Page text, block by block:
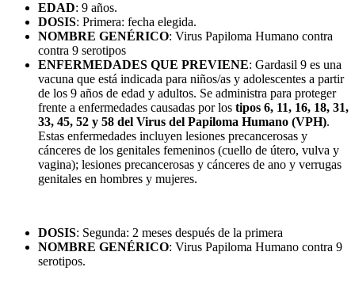
EDAD: 9 años.
DOSIS: Primera: fecha elegida.
NOMBRE GENÉRICO: Virus Papiloma Humano contra
contra 9 serotipos
ENFERMEDADES QUE PREVIENE: Gardasil 9 es una
vacuna que está indicada para niños/as y adolescentes a partir
de los 9 años de edad y adultos. Se administra para proteger
frente a enfermedades causadas por los tipos 6, 11, 16, 18, 31,
33, 45, 52 y 58 del Virus del Papiloma Humano (VPH).
Estas enfermedades incluyen lesiones precancerosas y
cánceres de los genitales femeninos (cuello de útero, vulva y
vagina); lesiones precancerosas y cánceres de ano y verrugas
genitales en hombres y mujeres.
DOSIS: Segunda: 2 meses después de la primera
NOMBRE GENÉRICO: Virus Papiloma Humano contra 9
serotipos.